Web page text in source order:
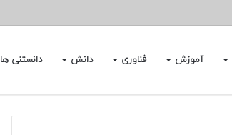
آموزش فناوری دانش دانستنی ها